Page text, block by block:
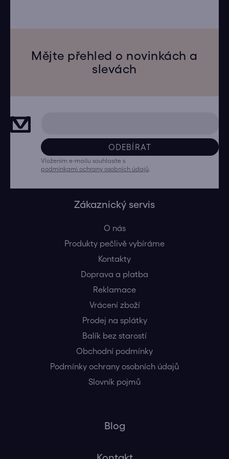
Mějte přehled o novinkách a
slevách
ODEBÍRAT
Vložením e-mailu souhlasíte s
podmínkami ochrany osobních údajů
Zákaznický servis
O nás
Produkty pečlivě vybíráme
Kontakty
Doprava a platba
Reklamace
Vrácení zboží
Prodej na splátky
Balík bez starostí
Obchodní podmínky
Podmínky ochrany osobních údajů
Slovník pojmů
Blog